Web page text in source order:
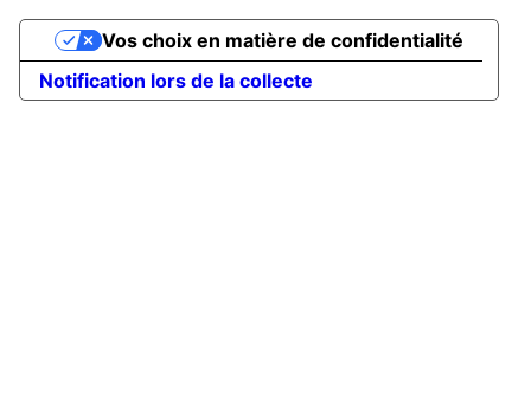
Notification lors de la collecte
Vos choix en matière de confidentialité